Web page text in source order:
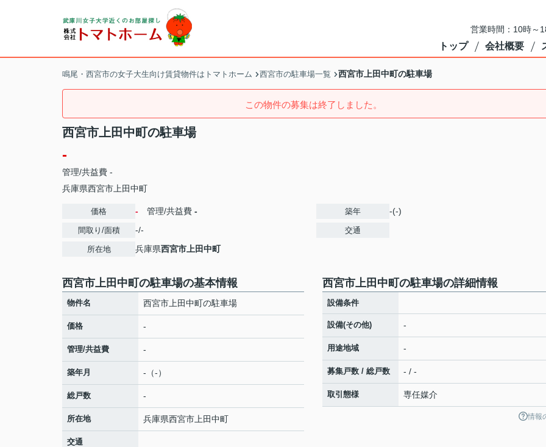
営業時間：10時～
トップ 会社概要
鳴尾・西宮市の女子大生向け賃貸物件はトマトホーム 西宮市の駐車場一覧 西宮市上田中町の駐車場
この物件の募集は終了しました。
西宮市上田中町の駐車場
-
管理/共益費 -
兵庫県西宮市 上田中町
価格 - 管理/共益費 -
間取り/面積 -/-
所在地 兵庫県西宮市 上田中町
築年 -(-)
交通
西宮市上田中町の駐車場の基本情報
物件名 西宮市上田中町の駐車場
価格 -
管理/共益費 -
築年月 -（-）
総戸数 -
所在地 兵庫県西宮市 上田中町
交通
西宮市上田中町の駐車場の詳細情報
設備条件
設備(その他) -
用途地域 -
募集戸数 / 総戸数 - / -
取引態様 専任媒介
情報